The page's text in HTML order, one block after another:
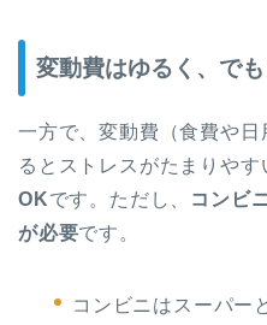
変動費はゆるく、で
一方で、変動費（食費や
るとストレスがたまりやす
OKです。ただし、
コンビ
が必要です。
コンビニはスーパー